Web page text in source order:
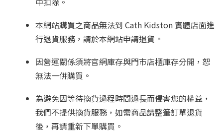
本網站購買之商品無法到 Cath Kidston 實體店面進
行退貨服務，請於本網站申請退貨。
因營運關係須將官網庫存與門市店櫃庫存分開，恕
無法一併購買。
為避免因等待換貨過程時間過長而侵害您的權益，
我們不提供換貨服務，如需商品請整筆訂單退貨
後，再請重新下單購買。